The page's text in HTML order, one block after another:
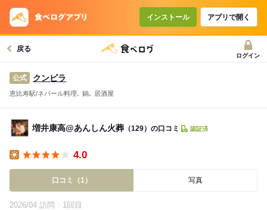
インストール アプリで開く
戻る
ログイン
公式 クンビラ
恵比寿駅/ネパール料理､ 鍋､ 居酒屋
増井康高@あんしん火葬 （129）の口コミ 認証済
4.0
口コミ（1） 写真
2026/04 訪問 1回目